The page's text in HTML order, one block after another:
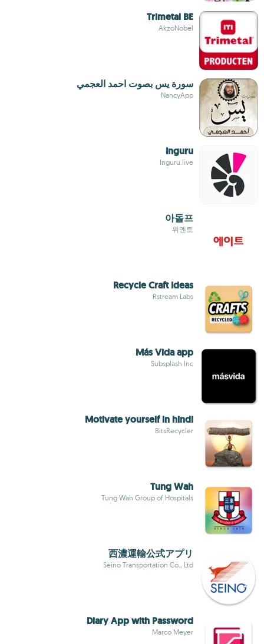
Trimetal BE
AkzoNobel
سورة يس بصوت احمد العجمي
NancyApp
Inguru
Inguru.live
아돌프
위멘토
Recycle Craft Ideas
Rstream Labs
Más Vida app
Subsplash Inc
Motivate yourself in hindi
BitsRecycler
Tung Wah
Tung Wah Group of Hospitals
西濃運輸公式アプリ
Seino Transportation Co., Ltd
Diary App with Password
Marco Meyer